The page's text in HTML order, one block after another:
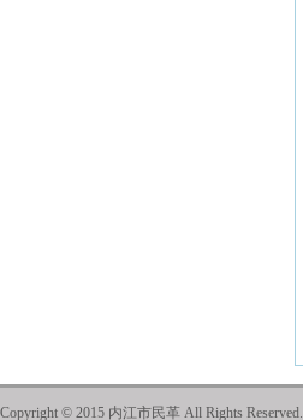
Copyright © 2015 内江市民革 All Rights Reserved.